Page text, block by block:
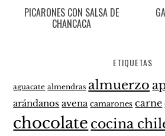
PICARONES CON SALSA DE
CHANCACA
ETIQUETAS
aguacate almendras almuerzo
arándanos avena camarones carne
chocolate cocina